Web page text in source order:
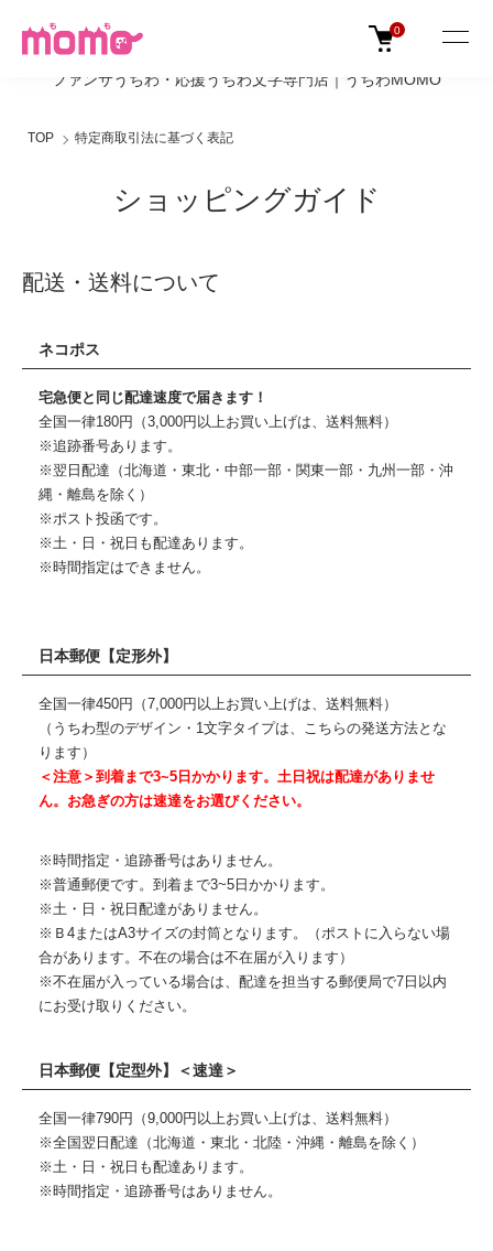
ファンサうちわ・応援うちわ文字専門店｜うちわMOMO
0
TOP 特定商取引法に基づく表記
ショッピングガイド
配送・送料について
ネコポス
宅急便と同じ配達速度で届きます！
全国一律180円（3,000円以上お買い上げは、送料無料）
※追跡番号あります。
※翌日配達（北海道・東北・中部一部・関東一部・九州一部・沖
縄・離島を除く）
※ポスト投函です。
※土・日・祝日も配達あります。
※時間指定はできません。
日本郵便【定形外】
全国一律450円（7,000円以上お買い上げは、送料無料）
（うちわ型のデザイン・1文字タイプは、こちらの発送方法とな
ります）
＜注意＞到着まで3~5日かかります。土日祝は配達がありませ
ん。お急ぎの方は速達をお選びください。
※時間指定・追跡番号はありません。
※普通郵便です。到着まで3~5日かかります。
※土・日・祝日配達がありません。
※Ｂ4またはA3サイズの封筒となります。（ポストに入らない場
合があります。不在の場合は不在届が入ります）
※不在届が入っている場合は、配達を担当する郵便局で7日以内
にお受け取りください。
日本郵便【定型外】＜速達＞
全国一律790円（9,000円以上お買い上げは、送料無料）
※全国翌日配達（北海道・東北・北陸・沖縄・離島を除く）
※土・日・祝日も配達あります。
※時間指定・追跡番号はありません。